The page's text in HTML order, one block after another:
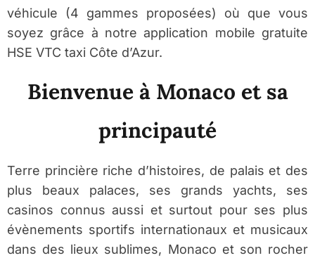
véhicule (4 gammes proposées) où que vous
soyez grâce à notre application mobile gratuite
HSE VTC taxi Côte d’Azur.
Bienvenue à Monaco et sa
principauté
Terre princière riche d’histoires, de palais et des
plus beaux palaces, ses grands yachts, ses
casinos connus aussi et surtout pour ses plus
évènements sportifs internationaux et musicaux
dans des lieux sublimes, Monaco et son rocher